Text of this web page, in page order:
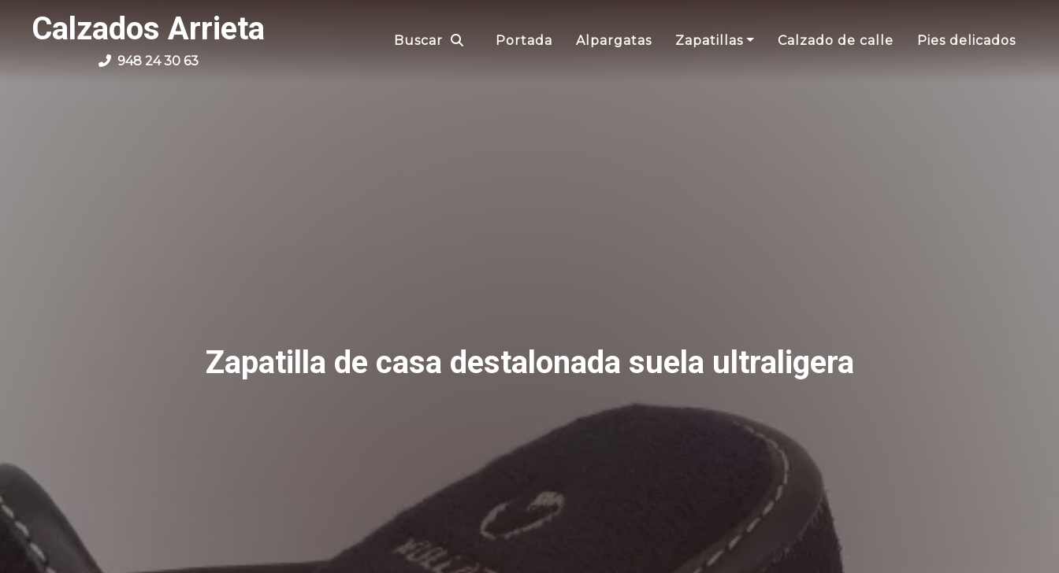
Calzados Arrieta
948 24 30 63
Buscar Portada Alpargatas Zapatillas Calzado de calle Pies delicados
Zapatilla de casa destalonada suela ultraligera